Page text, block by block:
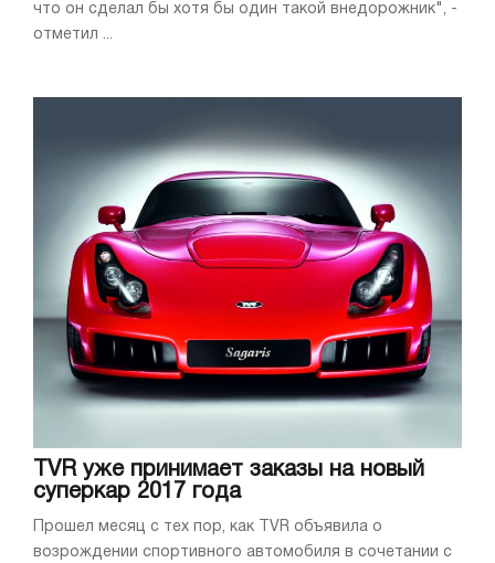
что он сделал бы хотя бы один такой внедорожник", -
отметил ...
TVR уже принимает заказы на новый
суперкар 2017 года
Прошел месяц с тех пор, как TVR объявила о
возрождении спортивного автомобиля в сочетании с